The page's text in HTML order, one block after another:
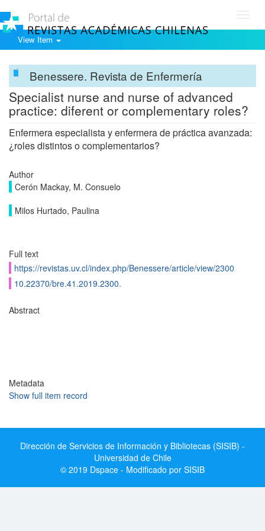
View Item
Benessere. Revista de Enfermería
Specialist nurse and nurse of advanced
practice: diferent or complementary roles?
Enfermera especialista y enfermera de práctica avanzada:
¿roles distintos o complementarios?
Author
Cerón Mackay, M. Consuelo
Milos Hurtado, Paulina
Full text
https://revistas.uv.cl/index.php/Benessere/article/view/2300
10.22370/bre.41.2019.2300.
Abstract
Metadata
Show full item record
Dirección de Servicios de Información y Bibliotecas (SISIB) -
Universidad de Chile
© 2019 Dspace - Modificado por SISIB